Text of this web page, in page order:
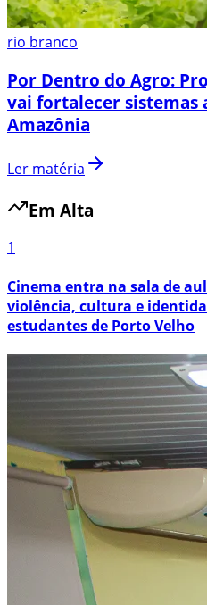
rio branco
Por Dentro do Agro:
vai fortalecer sistemas
Amazônia
Ler matéria
Em Alta
1
Cinema entra na sala de
violência, cultura e
estudantes de Porto Velho